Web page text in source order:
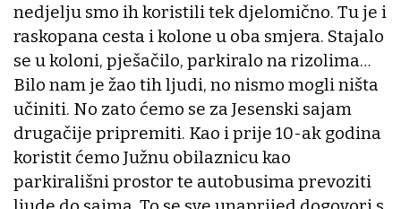
nedjelju smo ih koristili tek djelomično. Tu je i
raskopana cesta i kolone u oba smjera. Stajalo
se u koloni, pješačilo, parkiralo na rizolima…
Bilo nam je žao tih ljudi, no nismo mogli ništa
učiniti. No zato ćemo se za Jesenski sajam
drugačije pripremiti. Kao i prije 10-ak godina
koristit ćemo Južnu obilaznicu kao
parkirališni prostor te autobusima prevoziti